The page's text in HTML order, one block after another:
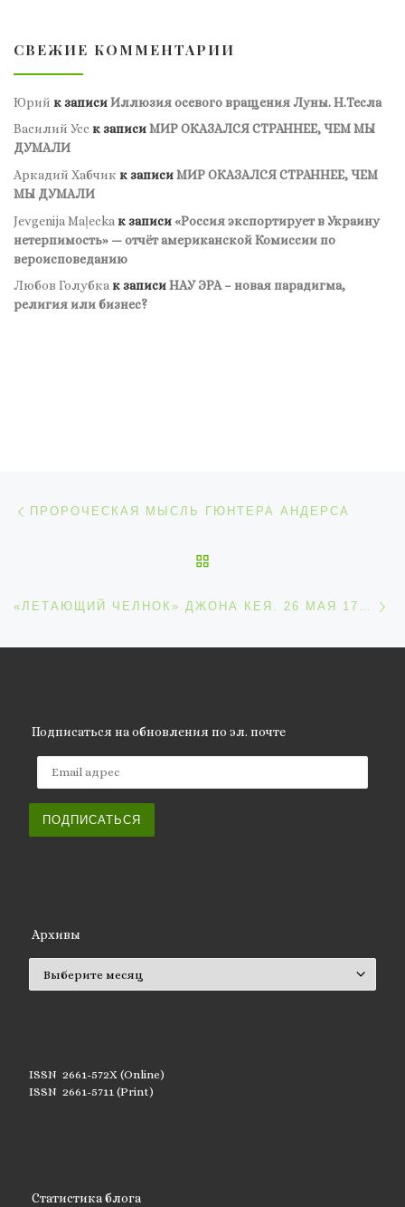
СВЕЖИЕ КОММЕНТАРИИ
Юрий к записиИллюзия осевого вращения Луны. Н.Тесла
Василий Усс к записиМИР ОКАЗАЛСЯ СТРАННЕЕ, ЧЕМ МЫ
ДУМАЛИ
Аркадий Хабчик к записиМИР ОКАЗАЛСЯ СТРАННЕЕ, ЧЕМ
МЫ ДУМАЛИ
Jevgenija Maļecka к записи«Россия экспортирует в Украину
нетерпимость» — отчёт американской Комиссии по
вероисповеданию
Любов Голубкак записиНАУ ЭРА – новая парадигма,
религия или бизнес?
ПРОРОЧЕСКАЯ МЫСЛЬ ГЮНТЕРА АНДЕРСА
«ЛЕТАЮЩИЙ ЧЕЛНОК» ДЖОНА КЕЯ. 26 МАЯ 1733 ГОДА ОН ПОЛУЧИЛ ПАТЕНТ
Подписаться на обновления по эл. почте
ПОДПИСАТЬСЯ
Архивы
ISSN 2661-572X (Online)
ISSN 2661-5711 (Print)
Статистика блога